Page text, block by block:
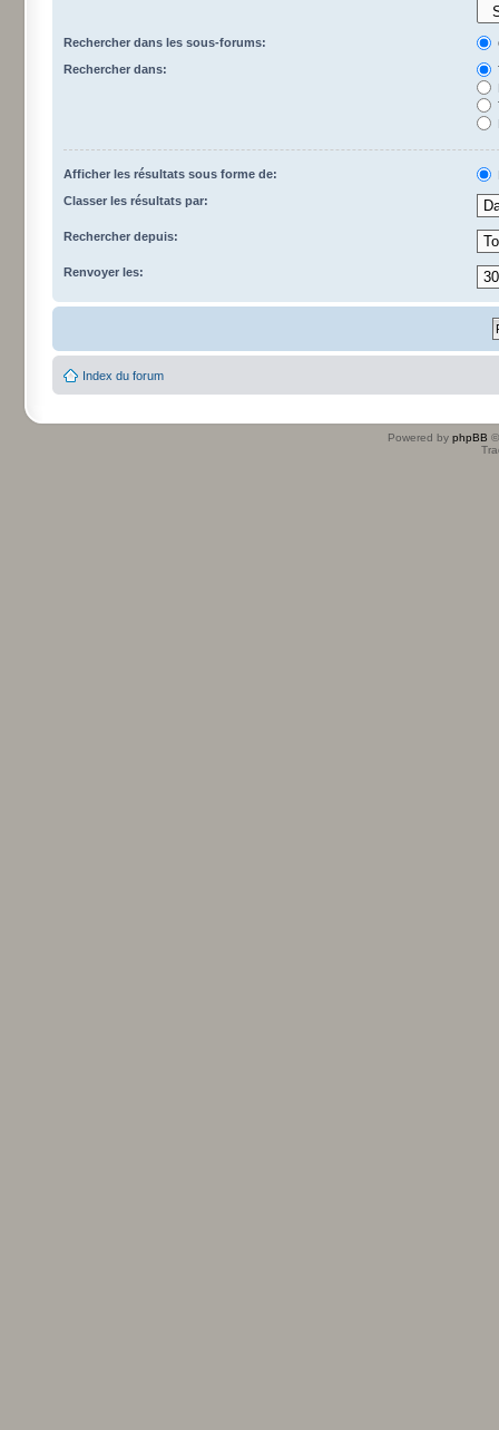
Rechercher dans les sous-forums:
Rechercher dans:
Afficher les résultats sous forme de:
Classer les résultats par:
Rechercher depuis:
Renvoyer les:
Index du forum
Powered by phpBB